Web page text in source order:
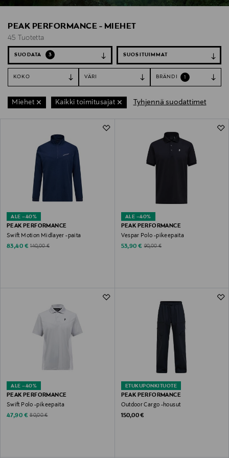
PEAK PERFORMANCE - MIEHET
45 Tuotetta
SUODATA 3
KOKO VÄRI BRÄNDI 1
Miehet Kaikki toimitusajat Tyhjennä suodattimet
ALE –40%
PEAK PERFORMANCE
Swift Motion Midlayer -paita
Discounted Price
83,40 € Original Price
140,00 €
ALE –40%
PEAK PERFORMANCE
Vespar Polo -pikeepaita
Discounted Price
53,90 € Original Price
90,00 €
ALE –40%
PEAK PERFORMANCE
Swift Polo -pikeepaita
Discounted Price
47,90 € Original Price
80,00 €
ETUKUPONKITUOTE
PEAK PERFORMANCE
Outdoor Cargo -housut
Original Price
150,00 €